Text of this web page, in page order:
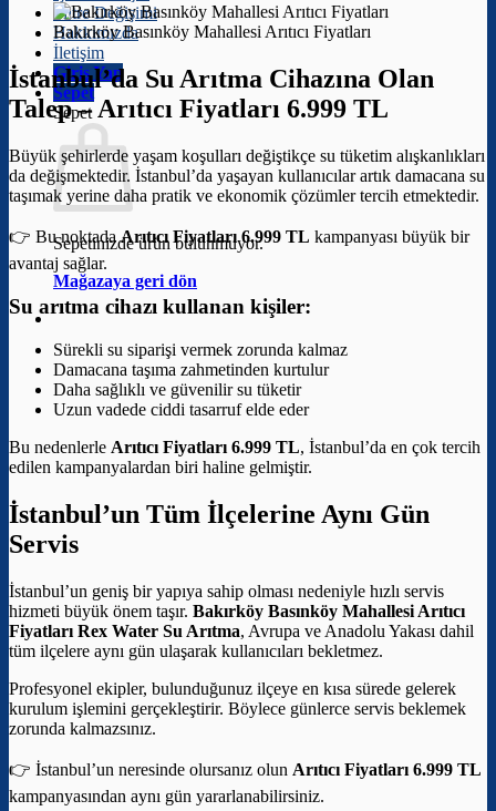
Filtre Değişimi
Hakkımızda
İletişim
Giriş Yap
Sepet
Sepet
Sepetinizde ürün bulunmuyor.
Mağazaya geri dön
Bakırköy Basınköy Mahallesi Arıtıcı Fiyatları
İstanbul’da Su Arıtma Cihazına Olan
Talep –Arıtıcı Fiyatları 6.999 TL
Büyük şehirlerde yaşam koşulları değiştikçe su tüketim alışkanlıkları
da değişmektedir. İstanbul’da yaşayan kullanıcılar artık damacana su
taşımak yerine daha pratik ve ekonomik çözümler tercih etmektedir.
👉 Bu noktadaArıtıcı Fiyatları 6.999 TL kampanyası büyük bir
avantaj sağlar.
Su arıtma cihazı kullanan kişiler:
Sürekli su siparişi vermek zorunda kalmaz
Damacana taşıma zahmetinden kurtulur
Daha sağlıklı ve güvenilir su tüketir
Uzun vadede ciddi tasarruf elde eder
Bu nedenlerle Arıtıcı Fiyatları 6.999 TL, İstanbul’da en çok tercih
edilen kampanyalardan biri haline gelmiştir.
İstanbul’un Tüm İlçelerine Aynı Gün
Servis
İstanbul’un geniş bir yapıya sahip olması nedeniyle hızlı servis
hizmeti büyük önem taşır. Bakırköy Basınköy Mahallesi Arıtıcı
Fiyatları Rex Water Su Arıtma, Avrupa ve Anadolu Yakası dahil
tüm ilçelere aynı gün ulaşarak kullanıcıları bekletmez.
Profesyonel ekipler, bulunduğunuz ilçeye en kısa sürede gelerek
kurulum işlemini gerçekleştirir. Böylece günlerce servis beklemek
zorunda kalmazsınız.
👉 İstanbul’un neresinde olursanız olun Arıtıcı Fiyatları 6.999 TL
kampanyasından aynı gün yararlanabilirsiniz.